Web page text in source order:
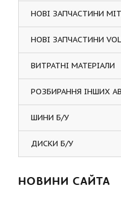
НОВІ ЗАПЧАСТИНИ
НОВІ ЗАПЧАСТИНИ
ВИТРАТНІ МАТЕРІАЛИ
РОЗБИРАННЯ ІНШИХ
ШИНИ Б/У
ДИСКИ Б/У
НОВИНИ САЙТА